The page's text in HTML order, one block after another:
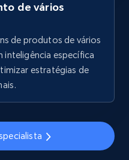
de vários
de produtos de vários
inteligência específica
estratégias de